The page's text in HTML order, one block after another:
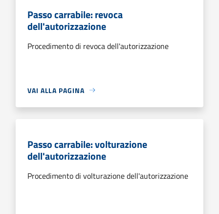
Passo carrabile: revoca
dell'autorizzazione
Procedimento di revoca dell'autorizzazione
VAI ALLA PAGINA
Passo carrabile: volturazione
dell'autorizzazione
Procedimento di volturazione dell'autorizzazione